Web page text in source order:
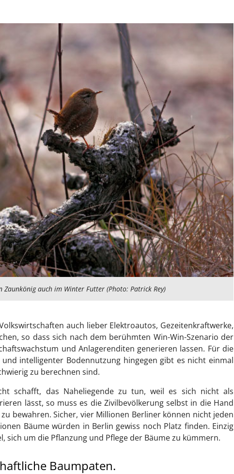
auch im Winter Futter (Photo: Patrick Rey)
auch lieber Elektroautos, Gezeitenkraftwerke,
so dass sich nach dem berühmten Win-Win-Szenario der
und Anlagerenditen generieren lassen. Für die
intelligenter Bodennutzung hingegen gibt es nicht einmal
zu berechnen sind.
schafft, das Naheliegende zu tun, weil es sich nicht als
lässt, so muss es die Zivilbevölkerung selbst in die Hand
bewahren. Sicher, vier Millionen Berliner können nicht jeden
Bäume würden in Berlin gewiss noch Platz finden. Einzig
sich um die Pflanzung und Pflege der Bäume zu kümmern.
Baumpaten.